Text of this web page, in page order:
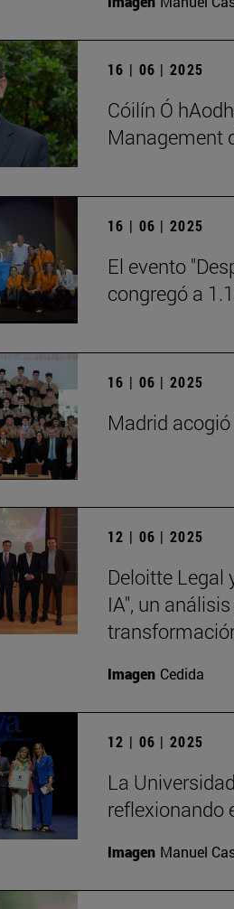
16 | 06 | 2025
Cóilín Ó
Management
16 | 06 | 2025
El evento
congregó a
16 | 06 | 2025
Madrid
12 | 06 | 2025
Deloitte Legal
IA", un
Imagen Cedida
12 | 06 | 2025
La
reflexionando
Imagen Manuel